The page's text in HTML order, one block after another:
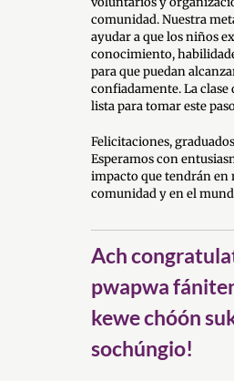
comunidad. Nuestra
ayudar a que los niños
conocimiento,
para que puedan
confiadamente. La clase
lista para tomar este
Felicitaciones,
Esperamos con
impacto que tendrán en
comunidad y en el
Ach
pwapwa
kewe chóón
sochúngio!